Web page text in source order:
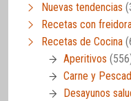
Nuevas tendencias
Recetas con
Recetas de Cocina
Aperitivos
Carne y
Desayunos